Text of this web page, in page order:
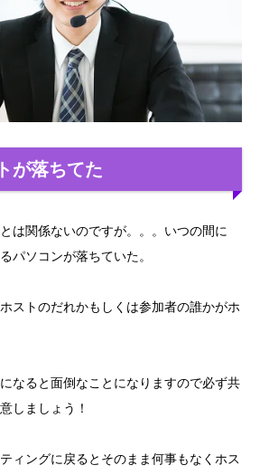
が落ちてた
は関係ないのですが。。。いつの間に
パソコンが落ちていた。
ストのだれかもしくは参加者の誰かがホ
なると面倒なことになりますので必ず共
しましょう！
ィングに戻るとそのまま何事もなくホス